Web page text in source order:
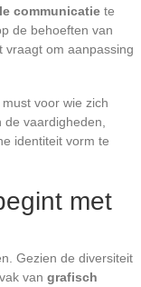
communicatie te
de behoeften van
vraagt om aanpassing
voor wie zich
vaardigheden,
identiteit vorm te
met
Gezien de diversiteit
van grafisch